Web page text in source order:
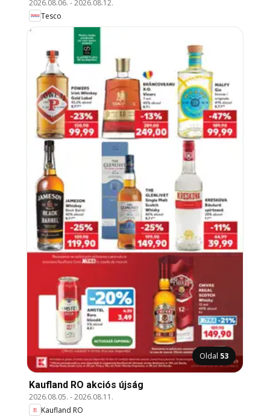
2026.08.06. -2026.08.12.
Tesco
Oldal 53
Kaufland RO akciós újság
2026.08.05. -2026.08.11.
Kaufland RO